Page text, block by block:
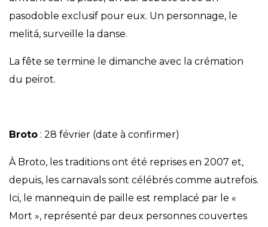
pasodoble exclusif pour eux. Un personnage, le
melitá, surveille la danse.
La fête se termine le dimanche avec la crémation
du peirot.
Broto : 28 février (date à confirmer)
À Broto, les traditions ont été reprises en 2007 et,
depuis, les carnavals sont célébrés comme autrefois.
Ici, le mannequin de paille est remplacé par le «
Mort », représenté par deux personnes couvertes